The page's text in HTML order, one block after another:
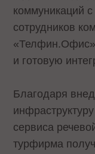
коммуникаций
сотрудников
и готовую
Благодаря
сервиса
турфирма